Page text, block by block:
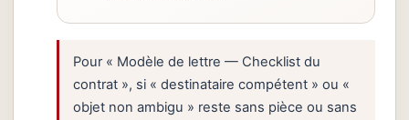
Pour « Modèle de lettre — Checklist du
contrat », si « destinataire compétent » ou «
objet non ambigu » reste sans pièce ou sans